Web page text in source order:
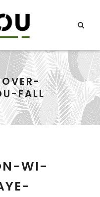
FALL
WI-